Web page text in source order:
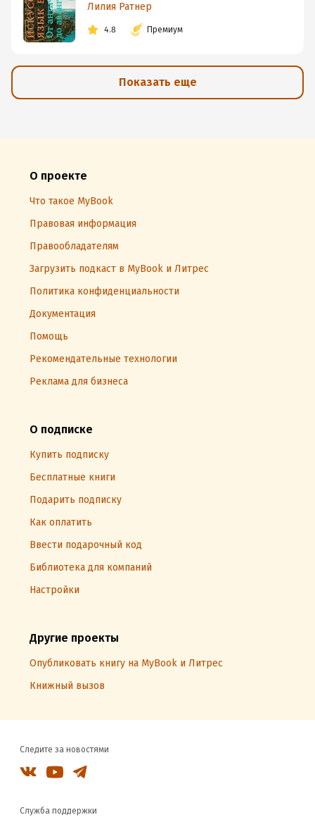
Лилия Ратнер
4.8 Премиум
Показать еще
О проекте
Что такое MyBook
Правовая информация
Правообладателям
Загрузить подкаст в MyBook и Литрес
Политика конфиденциальности
Документация
Помощь
Рекомендательные технологии
Реклама для бизнеса
О подписке
Купить подписку
Бесплатные книги
Подарить подписку
Как оплатить
Ввести подарочный код
Библиотека для компаний
Настройки
Другие проекты
Опубликовать книгу на MyBook и Литрес
Книжный вызов
Следите за новостями
Служба поддержки